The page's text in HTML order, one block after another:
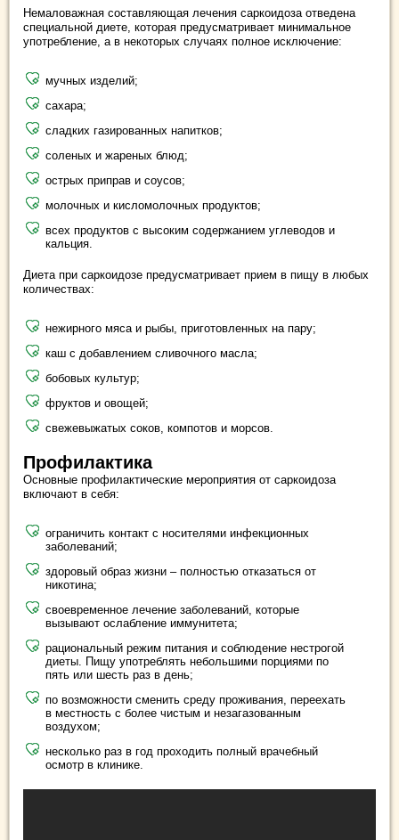
Немаловажная составляющая лечения саркоидоза отведена
специальной диете, которая предусматривает минимальное
употребление, а в некоторых случаях полное исключение:
мучных изделий;
сахара;
сладких газированных напитков;
соленых и жареных блюд;
острых приправ и соусов;
молочных и кисломолочных продуктов;
всех продуктов с высоким содержанием углеводов и
кальция.
Диета при саркоидозе предусматривает прием в пищу в любых
количествах:
нежирного мяса и рыбы, приготовленных на пару;
каш с добавлением сливочного масла;
бобовых культур;
фруктов и овощей;
свежевыжатых соков, компотов и морсов.
Профилактика
Основные профилактические мероприятия от саркоидоза
включают в себя:
ограничить контакт с носителями инфекционных
заболеваний;
здоровый образ жизни – полностью отказаться от
никотина;
своевременное лечение заболеваний, которые
вызывают ослабление иммунитета;
рациональный режим питания и соблюдение нестрогой
диеты. Пищу употреблять небольшими порциями по
пять или шесть раз в день;
по возможности сменить среду проживания, переехать
в местность с более чистым и незагазованным
воздухом;
несколько раз в год проходить полный врачебный
осмотр в клинике.